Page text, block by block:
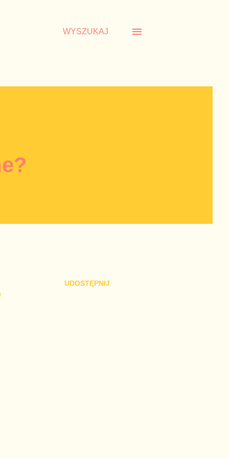
WYSZUKAJ
UDOSTĘPNIJ